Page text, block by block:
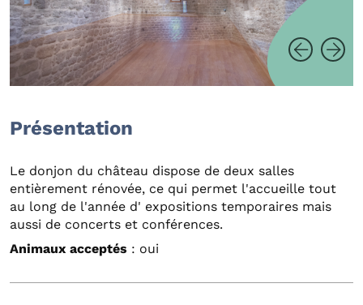
Présentation
Le donjon du château dispose de deux salles
entièrement rénovée, ce qui permet l'accueille tout
au long de l'année d' expositions temporaires mais
aussi de concerts et conférences.
Animaux acceptés : oui